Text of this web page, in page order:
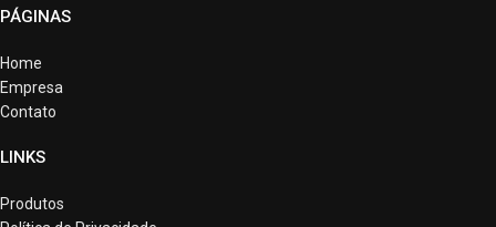
PÁGINAS
Home
Empresa
Contato
LINKS
Produtos